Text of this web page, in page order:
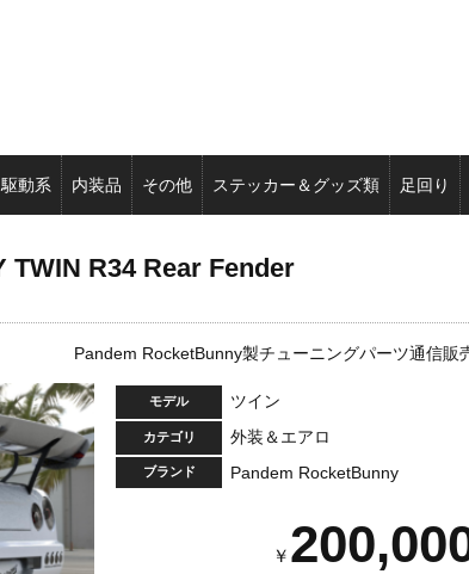
駆動系 内装品 その他 ステッカー＆グッズ類 足回り
R34 Rear Fender
Pandem RocketBunny製チューニングパーツ通信販
モデル ツイン
カテゴリ 外装＆エアロ
ブランド Pandem RocketBunny
￥